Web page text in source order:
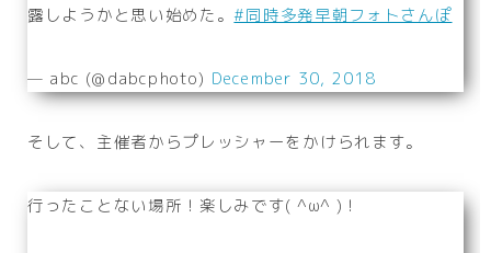
露しようかと思い始めた。#同時多発早朝フォトさんぽ
— abc (@dabcphoto) December 30, 2018
そして、主催者からプレッシャーをかけられます。
行ったことない場所！楽しみです( ^ω^ )！